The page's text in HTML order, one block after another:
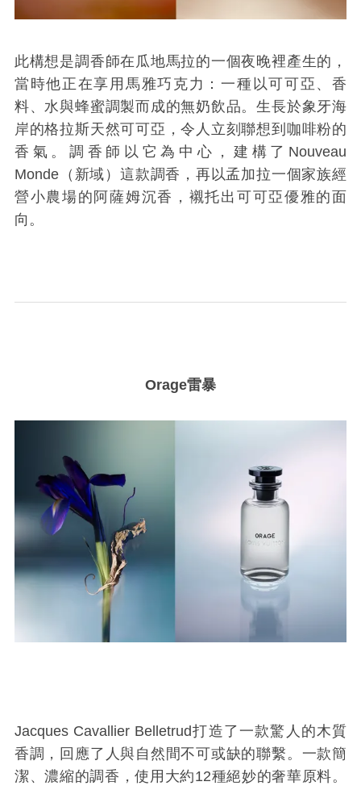
此構想是調香師在瓜地馬拉的一個夜晚裡產生的，
當時他正在享用馬雅巧克力：一種以可可亞、香
料、水與蜂蜜調製而成的無奶飲品。生長於象牙海
岸的格拉斯天然可可亞，令人立刻聯想到咖啡粉的
香氣。調香師以它為中心，建構了 Nouveau
Monde（新域）這款調香，再以孟加拉一個家族經
營小農場的阿薩姆沉香，襯托出可可亞優雅的面
向。
Orage雷暴
Jacques Cavallier Belletrud打造了一款驚人的木質
香調，回應了人與自然間不可或缺的聯繫。一款簡
潔、濃縮的調香，使用大約12種絕妙的奢華原料。